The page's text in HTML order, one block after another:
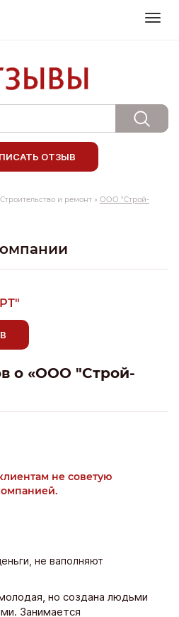
ОТЗЫВ
Строительство и ремонт » ООО "Строй-
о «ООО "Строй-
не советую
не ваполняют
но создана людьми
Занимается